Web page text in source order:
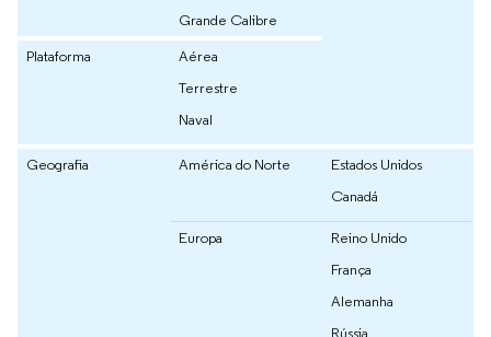
Grande Calibre
Plataforma
Aérea
Terrestre
Naval
Geografia América do Norte
Estados Unidos
Canadá
Europa
Reino Unido
França
Alemanha
Rússia